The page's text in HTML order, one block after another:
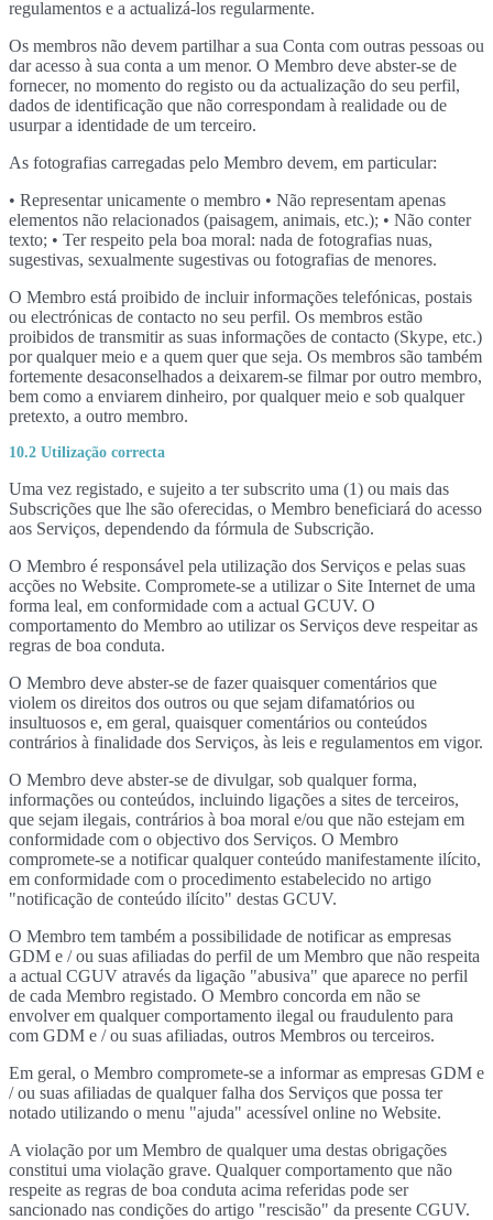
regulamentos e a actualizá-los regularmente.
Os membros não devem partilhar a sua Conta com outras pessoas ou
dar acesso à sua conta a um menor. O Membro deve abster-se de
fornecer, no momento do registo ou da actualização do seu perfil,
dados de identificação que não correspondam à realidade ou de
usurpar a identidade de um terceiro.
As fotografias carregadas pelo Membro devem, em particular:
• Representar unicamente o membro • Não representam apenas
elementos não relacionados (paisagem, animais, etc.); • Não conter
texto; • Ter respeito pela boa moral: nada de fotografias nuas,
sugestivas, sexualmente sugestivas ou fotografias de menores.
O Membro está proibido de incluir informações telefónicas, postais
ou electrónicas de contacto no seu perfil. Os membros estão
proibidos de transmitir as suas informações de contacto (Skype, etc.)
por qualquer meio e a quem quer que seja. Os membros são também
fortemente desaconselhados a deixarem-se filmar por outro membro,
bem como a enviarem dinheiro, por qualquer meio e sob qualquer
pretexto, a outro membro.
10.2 Utilização correcta
Uma vez registado, e sujeito a ter subscrito uma (1) ou mais das
Subscrições que lhe são oferecidas, o Membro beneficiará do acesso
aos Serviços, dependendo da fórmula de Subscrição.
O Membro é responsável pela utilização dos Serviços e pelas suas
acções no Website. Compromete-se a utilizar o Site Internet de uma
forma leal, em conformidade com a actual GCUV. O
comportamento do Membro ao utilizar os Serviços deve respeitar as
regras de boa conduta.
O Membro deve abster-se de fazer quaisquer comentários que
violem os direitos dos outros ou que sejam difamatórios ou
insultuosos e, em geral, quaisquer comentários ou conteúdos
contrários à finalidade dos Serviços, às leis e regulamentos em vigor.
O Membro deve abster-se de divulgar, sob qualquer forma,
informações ou conteúdos, incluindo ligações a sites de terceiros,
que sejam ilegais, contrários à boa moral e/ou que não estejam em
conformidade com o objectivo dos Serviços. O Membro
compromete-se a notificar qualquer conteúdo manifestamente ilícito,
em conformidade com o procedimento estabelecido no artigo
"notificação de conteúdo ilícito" destas GCUV.
O Membro tem também a possibilidade de notificar as empresas
GDM e / ou suas afiliadas do perfil de um Membro que não respeita
a actual CGUV através da ligação "abusiva" que aparece no perfil
de cada Membro registado. O Membro concorda em não se
envolver em qualquer comportamento ilegal ou fraudulento para
com GDM e / ou suas afiliadas, outros Membros ou terceiros.
Em geral, o Membro compromete-se a informar as empresas GDM e
/ ou suas afiliadas de qualquer falha dos Serviços que possa ter
notado utilizando o menu "ajuda" acessível online no Website.
A violação por um Membro de qualquer uma destas obrigações
constitui uma violação grave. Qualquer comportamento que não
respeite as regras de boa conduta acima referidas pode ser
sancionado nas condições do artigo "rescisão" da presente CGUV.